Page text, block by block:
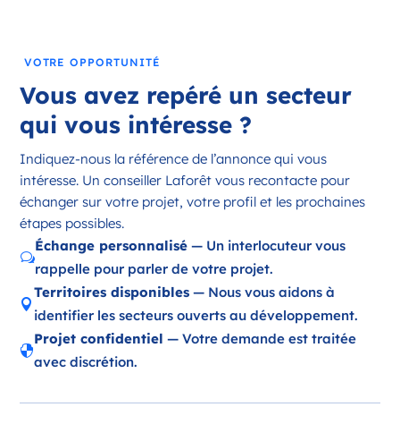
Candidater
Opportunité d’ouverture à Ambazac
Ambazac Nouvelle-Aquitaine
France
Référence: 87002
Plus d'infos
Candidater
VOTRE OPPORTUNITÉ
Vous avez repéré un secteur
qui vous intéresse ?
Indiquez-nous la référence de l’annonce qui vous
intéresse. Un conseiller Laforêt vous recontacte pour
échanger sur votre projet, votre profil et les prochaines
étapes possibles.
w
Échange personnalisé — Un interlocuteur vous
rappelle pour parler de votre projet.

Territoires disponibles — Nous vous aidons à
identifier les secteurs ouverts au développement.

Projet confidentiel — Votre demande est traitée
avec discrétion.